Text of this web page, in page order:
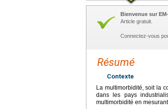
Bienvenue sur
Article gratuit.
Connectez-vous
Résumé
Contexte
La multimorbidité, soit la
dans les pays
multimorbidité en